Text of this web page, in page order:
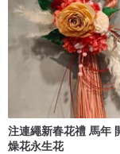
注連繩新春花禮 馬年 開運花禮 乾
燥花永生花